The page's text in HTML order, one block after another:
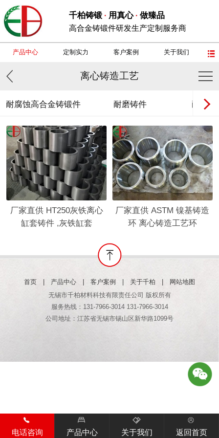
千柏铸锻· 用真心· 做臻品
高合金铸锻件研发生产定制服务商
产品中心 定制实力 客户案例 关于我们
离心铸造工艺
耐腐蚀高合金铸锻件 耐磨铸件 耐热钢
厂家直供 HT250灰铁离心
缸套铸件 ,灰铁缸套
厂家直供 ASTM 镍基铸造
环 离心铸造工艺环
首页 产品中心 客户案例 关于千柏
网站地图
无锡市千柏材料科技有限责任公司 版权所有
服务热线：131-7966-3014 131-7966-3014
公司地址：江苏省无锡市锡山区新华路1099号
电话咨询 产品中心 关于我们 返回首页